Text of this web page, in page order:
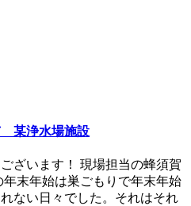
某浄水場施設
ざいます！ 現場担当の蜂須賀
末年始は巣ごもりで年末年始
ない日々でした。それはそれ